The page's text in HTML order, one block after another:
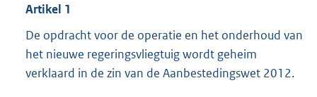
Artikel 1
De opdracht voor de operatie en het onderhoud van
het nieuwe regeringsvliegtuig wordt geheim
verklaard in de zin van de Aanbestedingswet 2012.